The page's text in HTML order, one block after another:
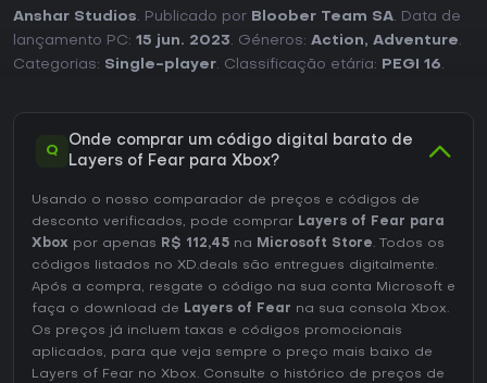
Anshar Studios. Publicado por Bloober Team SA. Data de
lançamento PC: 15 jun. 2023. Géneros: Action, Adventure.
Categorias: Single-player. Classificação etária: PEGI 16.
Q
Onde comprar um código digital barato de
Layers of Fear para Xbox?
Usando o nosso comparador de preços e códigos de
desconto verificados, pode comprar Layers of Fear para
Xbox por apenas R$ 112,45 na Microsoft Store. Todos os
códigos listados no XD.deals são entregues digitalmente.
Após a compra, resgate o código na sua conta Microsoft e
faça o download de Layers of Fear na sua consola Xbox.
Os preços já incluem taxas e códigos promocionais
aplicados, para que veja sempre o preço mais baixo de
Layers of Fear no Xbox. Consulte o histórico de preços de